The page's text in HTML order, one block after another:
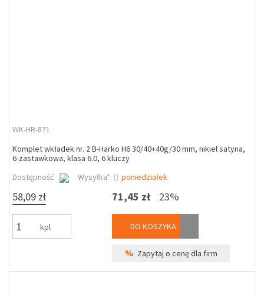
WK-HR-871
Komplet wkładek nr. 2 B-Harko H6 30/40+40g/30 mm, nikiel satyna,
6-zastawkowa, klasa 6.0, 6 kluczy
Dostępność
Wysyłka*: poniedziałek
58,09 zł
kpl
71,45 zł 23%
DO KOSZYKA
% Zapytaj o cenę dla firm